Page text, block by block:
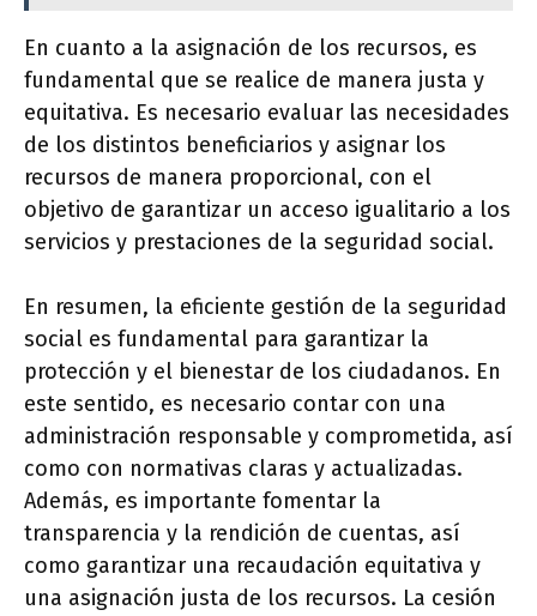
En cuanto a la asignación de los recursos, es
fundamental que se realice de manera justa y
equitativa. Es necesario evaluar las necesidades
de los distintos beneficiarios y asignar los
recursos de manera proporcional, con el
objetivo de garantizar un acceso igualitario a los
servicios y prestaciones de la seguridad social.
En resumen, la eficiente gestión de la seguridad
social es fundamental para garantizar la
protección y el bienestar de los ciudadanos. En
este sentido, es necesario contar con una
administración responsable y comprometida, así
como con normativas claras y actualizadas.
Además, es importante fomentar la
transparencia y la rendición de cuentas, así
como garantizar una recaudación equitativa y
una asignación justa de los recursos. La cesión